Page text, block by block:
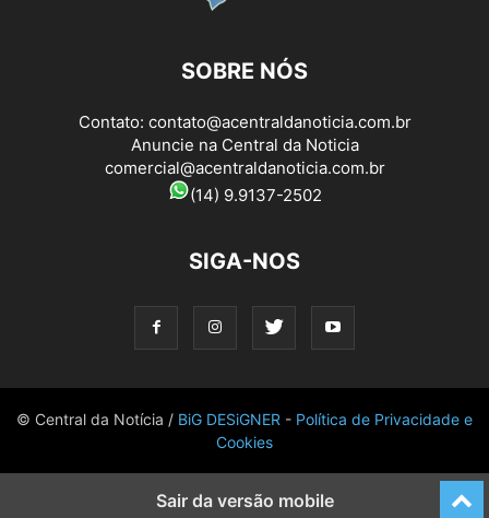
SOBRE NÓS
Contato: contato@acentraldanoticia.com.br
Anuncie na Central da Noticia
comercial@acentraldanoticia.com.br
(14) 9.9137-2502
SIGA-NOS
© Central da Notícia / BiG DESiGNER - Política de Privacidade e
Cookies
Sair da versão mobile